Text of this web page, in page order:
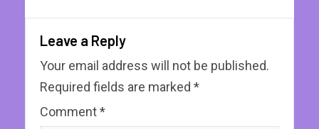
Leave a Reply
Your email address will not be published.
Required fields are marked *
Comment*